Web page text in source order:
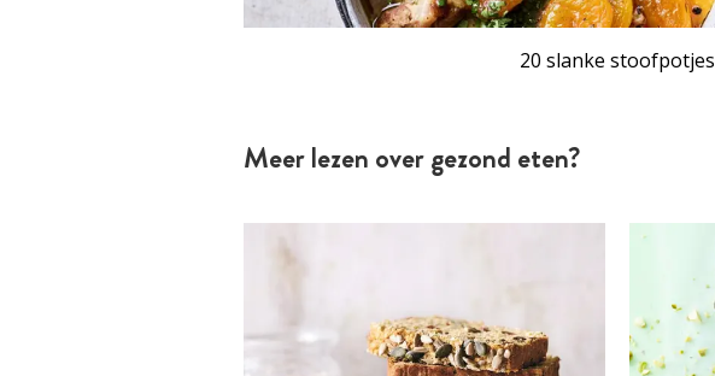
20 slanke stoofpotjes
Meer lezen over gezond eten?